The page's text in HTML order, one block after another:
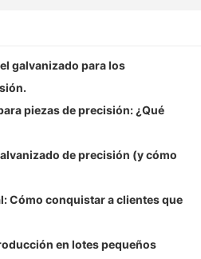
galvanizado para los
piezas de precisión: ¿Qué
de precisión (y cómo
Cómo conquistar a clientes que
en lotes pequeños